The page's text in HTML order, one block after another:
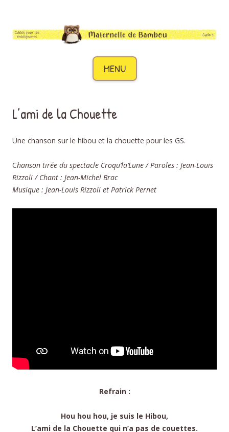
MENU
Aller au contenu
L’ami de la Chouette
Une chanson sur le hibou et la chouette pour les GS.
Chanson tirée du spectacle Croqu’la’Lune / Paroles : Jean-Louis
Rizzoli / Chant : Jean-Michel Brac
Musique : Jean-Louis Rizzoli et Patrick Pernet
Refrain :
Hou hou hou, je suis le Hibou,
L’ami de la Chouette qui n’a pas de couettes.